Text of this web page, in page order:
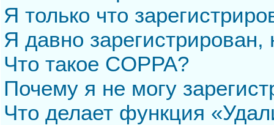
Я только что
Я давно
Что такое COPPA?
Почему я не могу
Что делает функция